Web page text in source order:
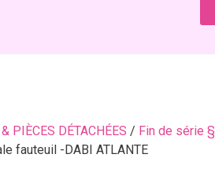
PIÈCES DÉTACHÉES / Fin de série §
fauteuil -DABI ATLANTE